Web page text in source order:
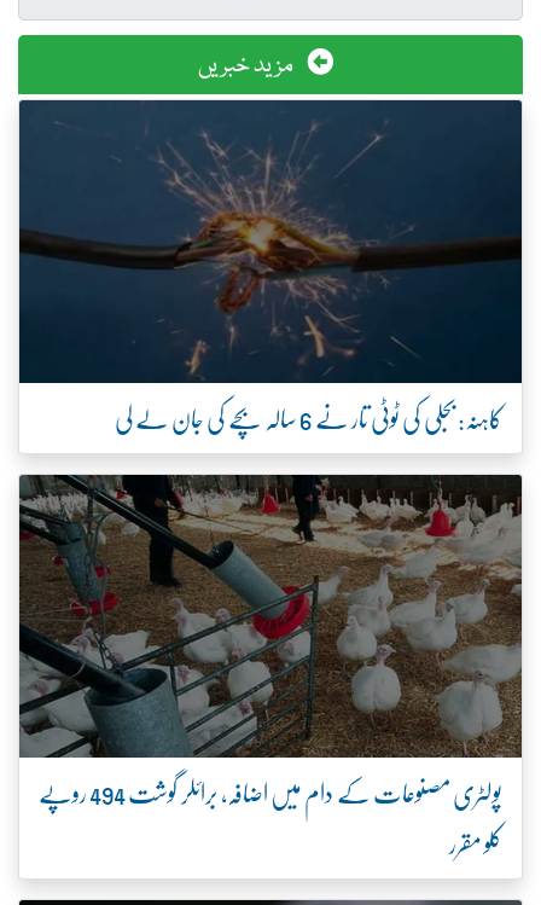
مزید خبریں
کاہنہ: بجلی کی ٹوٹی تار نے 6 سالہ بچے کی جان لے لی
پولٹری مصنوعات کے دام میں اضافہ، برائلر گوشت 494 روپے
کلو مقرر